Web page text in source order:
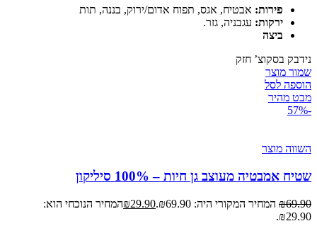
פירות: אבטיח, אגס, תפוח אדום/ירוק, בננה, תות
ירקות: עגבניה, גזר.
ביצה
נידבק בסקוצ’ חזק
שמור מוצר
הוספה לסל
מבט מהיר
-57%
השווה מוצר
שטיח אמבטיה מעוצב גן חיות – 100% סיליקון
₪69.90 המחיר המקורי היה: ₪69.90. ₪29.90
המחיר הנוכחי הוא:
₪29.90.